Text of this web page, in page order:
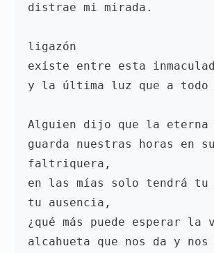
distrae mi mirada.
ligazón
existe entre esta
y la última luz que a todo
Alguien dijo que la eterna
guarda nuestras horas en su
faltriquera,
en las mías solo tendrá tu
tu ausencia,
¿qué más puede esperar la
alcahueta que nos da y